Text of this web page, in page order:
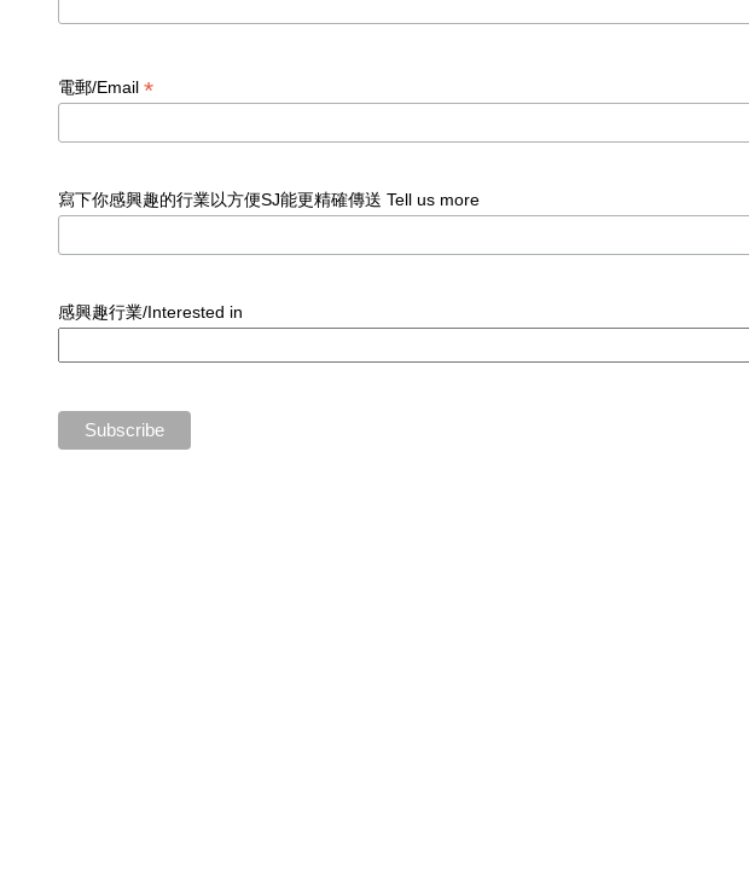
電郵/Email *
寫下你感興趣的行業以方便SJ能更精確傳送 Tell us more
感興趣行業/Interested in